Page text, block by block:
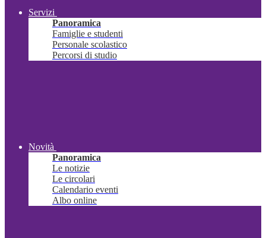
Servizi
Panoramica
Famiglie e studenti
Personale scolastico
Percorsi di studio
Novità
Panoramica
Le notizie
Le circolari
Calendario eventi
Albo online